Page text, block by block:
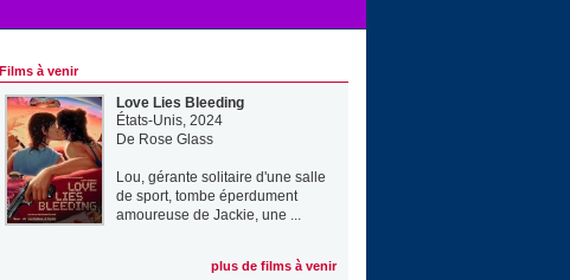
Films à venir
Love Lies Bleeding
États-Unis, 2024
De Rose Glass
Lou, gérante solitaire d'une salle
de sport, tombe éperdument
amoureuse de Jackie, une ...
plus de films à venir